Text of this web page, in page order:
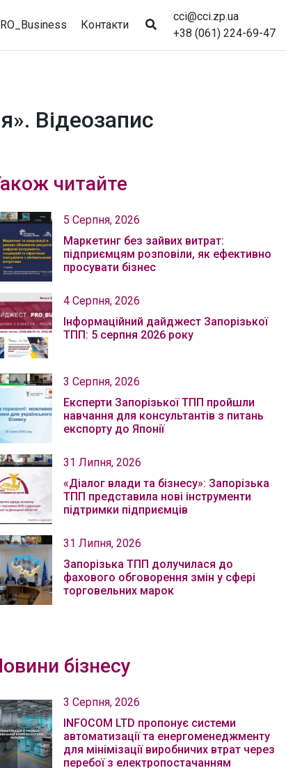
Контакти
cci@cci.zp.ua
+38 (061) 224-69-47
Відеозапис
читайте
5 Серпня, 2026
Маркетинг без зайвих витрат:
підприємцям розповіли, як ефективно
просувати бізнес
4 Серпня, 2026
Інформаційний дайджест Запорізької
ТПП: 5 серпня 2026 року
3 Серпня, 2026
Експерти Запорізької ТПП пройшли
навчання для консультантів з питань
експорту до Японії
31 Липня, 2026
«Діалог влади та бізнесу»: Запорізька
ТПП представила нові інструменти
підтримки підприємців
31 Липня, 2026
Запорізька ТПП долучилася до
фахового обговорення змін у сфері
торговельних марок
бізнесу
3 Серпня, 2026
INFOCOM LTD пропонує системи
автоматизації та енергоменеджменту
для мінімізації виробничих втрат через
перебої з електропостачанням